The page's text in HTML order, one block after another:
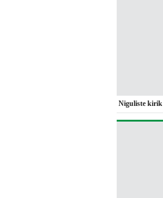
Niguliste kirik